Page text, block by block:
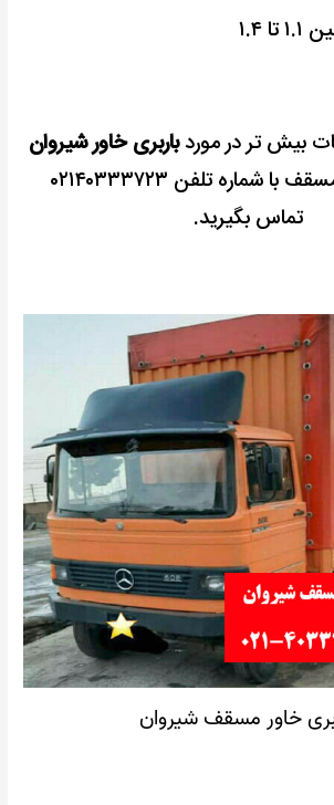
۱.۴
بیش تر در موردباربری خاور شیروان
و باربری خاور مسقف با شماره تلفن ۰۲۱۴۰۳۳۳۷۲۳
تماس بگیرید.
خاور مسقف شیروان